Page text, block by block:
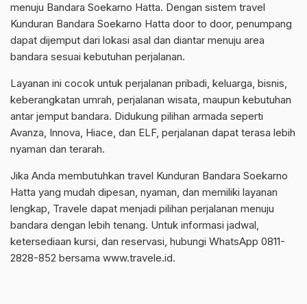
menuju Bandara Soekarno Hatta. Dengan sistem travel
Kunduran Bandara Soekarno Hatta door to door, penumpang
dapat dijemput dari lokasi asal dan diantar menuju area
bandara sesuai kebutuhan perjalanan.
Layanan ini cocok untuk perjalanan pribadi, keluarga, bisnis,
keberangkatan umrah, perjalanan wisata, maupun kebutuhan
antar jemput bandara. Didukung pilihan armada seperti
Avanza, Innova, Hiace, dan ELF, perjalanan dapat terasa lebih
nyaman dan terarah.
Jika Anda membutuhkan travel Kunduran Bandara Soekarno
Hatta yang mudah dipesan, nyaman, dan memiliki layanan
lengkap, Travele dapat menjadi pilihan perjalanan menuju
bandara dengan lebih tenang. Untuk informasi jadwal,
ketersediaan kursi, dan reservasi, hubungi WhatsApp 0811-
2828-852 bersama www.travele.id.